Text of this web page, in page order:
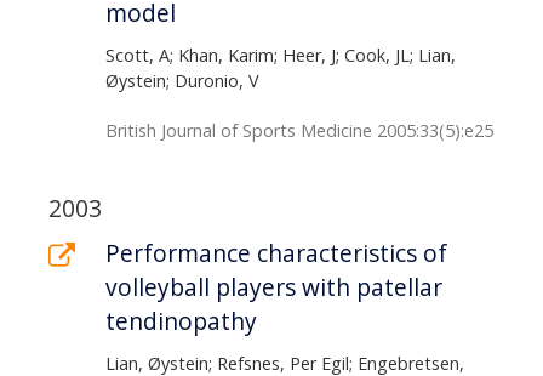
model
Scott, A; Khan, Karim; Heer, J; Cook, JL; Lian,
Øystein; Duronio, V
British Journal of Sports Medicine 2005:33(5):e25
2003
Performance characteristics of
volleyball players with patellar
tendinopathy
Lian, Øystein; Refsnes, Per Egil; Engebretsen,